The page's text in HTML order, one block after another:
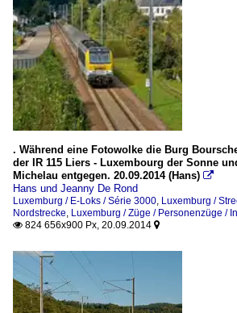
. Während eine Fotowolke die Burg
der IR 115 Liers - Luxembourg der Sonne
Michelau entgegen. 20.09.2014 (Hans) 
Hans und Jeanny De Rond
Luxemburg / E-Loks / Série 3000, Luxemburg /
Nordstrecke, Luxemburg / Züge / Personenzüge /
 824 656x900 Px, 20.09.2014 